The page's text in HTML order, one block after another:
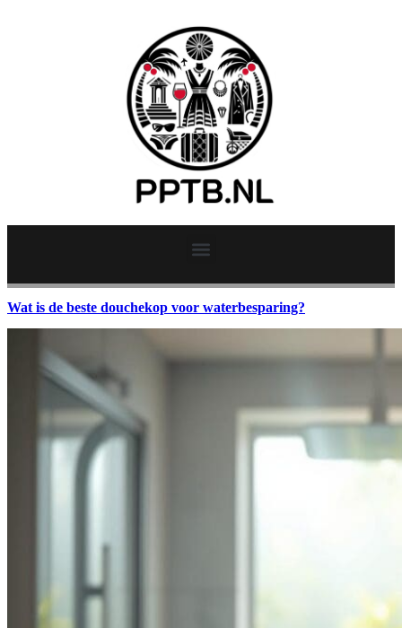
Wat is de beste douchekop voor waterbesparing?